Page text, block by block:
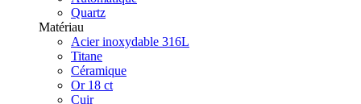
Quartz
Matériau
Acier inoxydable 316L
Titane
Céramique
Or 18 ct
Cuir